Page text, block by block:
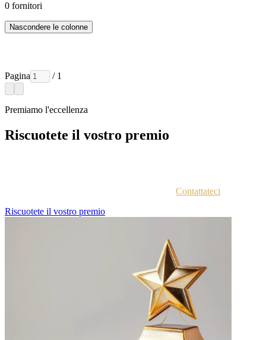
0 fornitori
Nascondere le colonne
Pagina / 1
Premiamo l'eccellenza
Riscuotete il vostro premio
Contattateci
Riscuotete il vostro premio